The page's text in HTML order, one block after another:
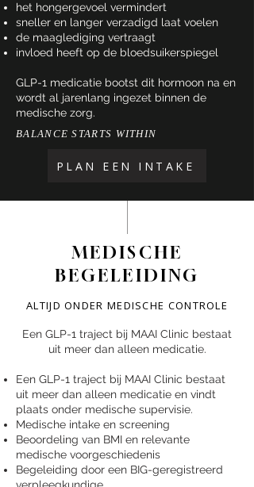
het hongergevoel vermindert
sneller en langer verzadigd laat voelen
de maaglediging vertraagt
invloed heeft op de bloedsuikerspiegel
GLP-1 medicatie bootst dit hormoon na en
wordt al jarenlang ingezet binnen de
medische zorg.
BALANCE STARTS WITHIN
PLAN EEN INTAKE
MEDISCHE
BEGELEIDING
ALTIJD ONDER MEDISCHE CONTROLE
Een GLP-1 traject bij MAAI Clinic bestaat
uit meer dan alleen medicatie.
Een GLP-1 traject bij MAAI Clinic bestaat
uit meer dan alleen medicatie en vindt
plaats onder medische supervisie.
Medische intake en screening
Beoordeling van BMI en relevante
medische voorgeschiedenis
Begeleiding door een BIG-geregistreerd